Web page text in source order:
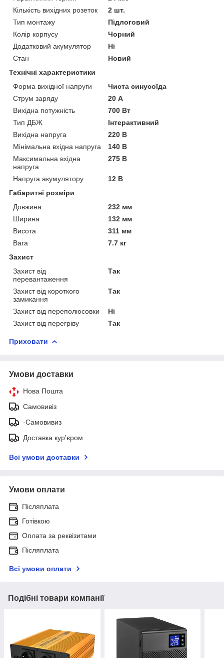
Кількість вихідних розеток
2 шт.
Тип монтажу
Підлоговий
Колір корпусу
Чорний
Додатковий акумулятор
Ні
Стан
Новий
Технічні характеристики
Форма вихідної напруги
Чиста синусоїда
Струм заряду
20 А
Вихідна потужність
700 Вт
Тип ДБЖ
Інтерактивний
Вихідна напруга
220 В
Мінімальна вхідна напруга
140 В
Максимальна вхідна
напруга
275 В
Напруга акумулятору
12 В
Габаритні розміри
Довжина
232 мм
Ширина
132 мм
Висота
311 мм
Вага
7.7 кг
Захист
Захист від
перевантаження
Так
Захист від короткого
замикання
Так
Захист від переполюсовки
Ні
Захист від перегріву
Так
Приховати
Умови доставки
Нова Пошта
Самовивіз
-Самовивиз
Доставка кур'єром
Всі умови доставки
Умови оплати
Післяплата
Готівкою
Оплата за реквізитами
Післяплата
Всі умови оплати
Подібні товари компанії